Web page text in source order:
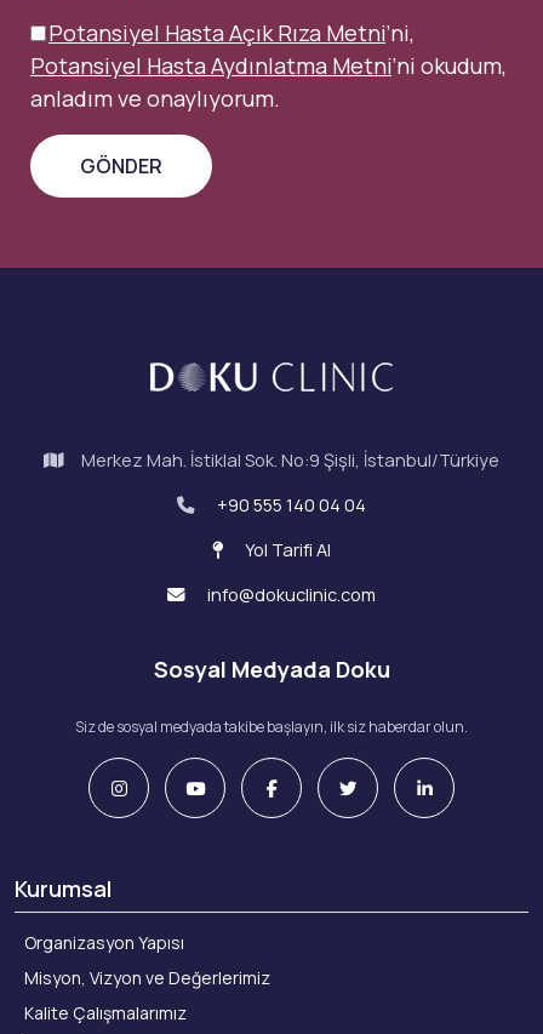
Potansiyel Hasta Açık Rıza Metni’ni,
Potansiyel Hasta Aydınlatma Metni’ni okudum,
anladım ve onaylıyorum.
Merkez Mah. İstiklal Sok. No:9 Şişli, İstanbul/Türkiye
+90 555 140 04 04
Yol Tarifi Al
info@dokuclinic.com
Sosyal Medyada Doku
Siz de sosyal medyada takibe başlayın, ilk siz haberdar olun.
Kurumsal
Organizasyon Yapısı
Misyon, Vizyon ve Değerlerimiz
Kalite Çalışmalarımız